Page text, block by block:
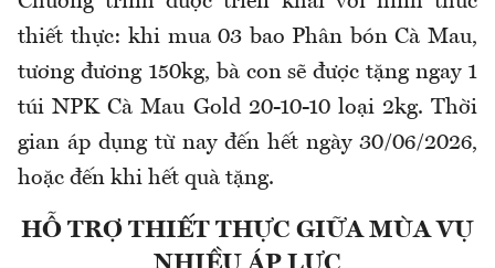
thiết thực: khi mua 03 bao Phân bón Cà Mau,
tương đương 150kg, bà con sẽ được tặng ngay 1
túi NPK Cà Mau Gold 20-10-10 loại 2kg. Thời
gian áp dụng từ nay đến hết ngày 30/06/2026,
hoặc đến khi hết quà tặng.
HỖ TRỢ THIẾT THỰC GIỮA MÙA VỤ